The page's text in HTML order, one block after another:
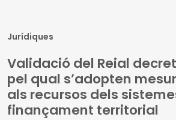
Jurídiques
Validació del Reial
pel qual s’adopten
als recursos dels
finançament territorial